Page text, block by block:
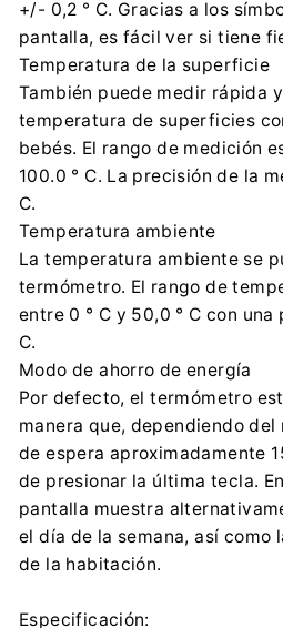
+/- 0,2 ° C. Gracias a los
pantalla, es fácil ver si tiene
Temperatura de la superficie
También puede medir rápida
temperatura de superficies
bebés. El rango de medición
100.0 ° C. La precisión de la
C.
Temperatura ambiente
La temperatura ambiente se
termómetro. El rango de
entre 0 ° C y 50,0 ° C con una
C.
Modo de ahorro de energía
Por defecto, el termómetro
manera que, dependiendo del
de espera aproximadamente
de presionar la última tecla.
pantalla muestra
el día de la semana, así como
de la habitación.
Especificación: